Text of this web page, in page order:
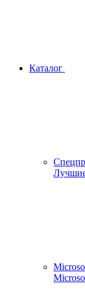
Каталог